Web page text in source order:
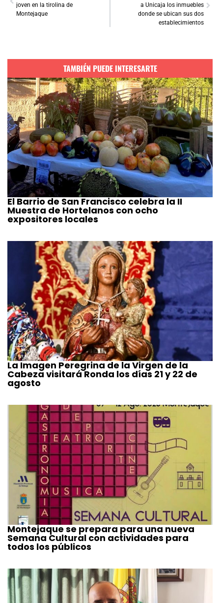
joven en la tirolina de
Montejaque
a Unicaja los inmuebles
donde se ubican sus dos
establecimientos
TAMBIÉN PUEDE INTERESARTE
El Barrio de San Francisco celebra la II
Muestra de Hortelanos con ocho
expositores locales
La Imagen Peregrina de la Virgen de la
Cabeza visitará Ronda los días 21 y 22 de
agosto
Montejaque se prepara para una nueva
Semana Cultural con actividades para
todos los públicos